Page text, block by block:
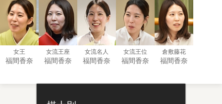
女王
福間香奈
女流王座
福間香奈
女流名人
福間香奈
女流王位
福間香奈
倉敷藤花
福間香奈